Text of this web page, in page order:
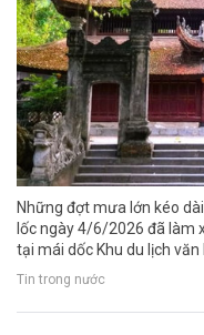
Những đợt mưa lớn kéo
lốc ngày 4/6/2026 đã làm
tại mái dốc Khu du lịch văn
Tin trong nước